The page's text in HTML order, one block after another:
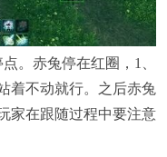
赤兔停在红圈，1、
着不动就行。之后赤兔
家在跟随过程中要注意